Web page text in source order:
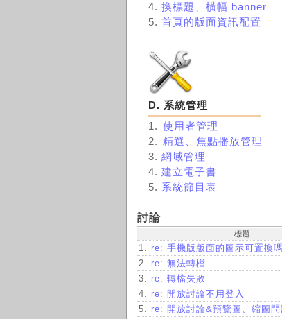
4. 換標題、橫幅 banner
5. 首頁的版面資訊配置
D. 系統管理
1. 使用者管理
2. 精選、焦點播放管理
3. 網域管理
4. 建立電子書
5. 系統節目表
討論
標題
1. re: 手機版版面的圖示可置換
2. re: 無法轉檔
3. re: 轉檔失敗
4. re: 開放討論不用登入
5. re: 開放討論&預覽圖、縮圖問